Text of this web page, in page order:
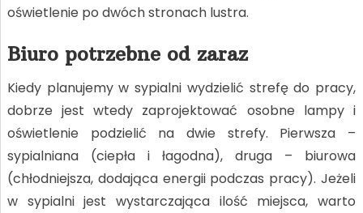
oświetlenie po dwóch stronach lustra.
Biuro potrzebne od zaraz
Kiedy planujemy w sypialni wydzielić strefę do pracy,
dobrze jest wtedy zaprojektować osobne lampy i
oświetlenie podzielić na dwie strefy. Pierwsza –
sypialniana (ciepła i łagodna), druga – biurowa
(chłodniejsza, dodająca energii podczas pracy). Jeżeli
w sypialni jest wystarczająca ilość miejsca, warto